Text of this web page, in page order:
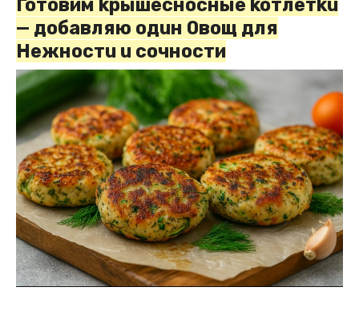
Готовим kpышесносные koтлетku
— добавляю одuн 0вощ для
Heжностu u coчности